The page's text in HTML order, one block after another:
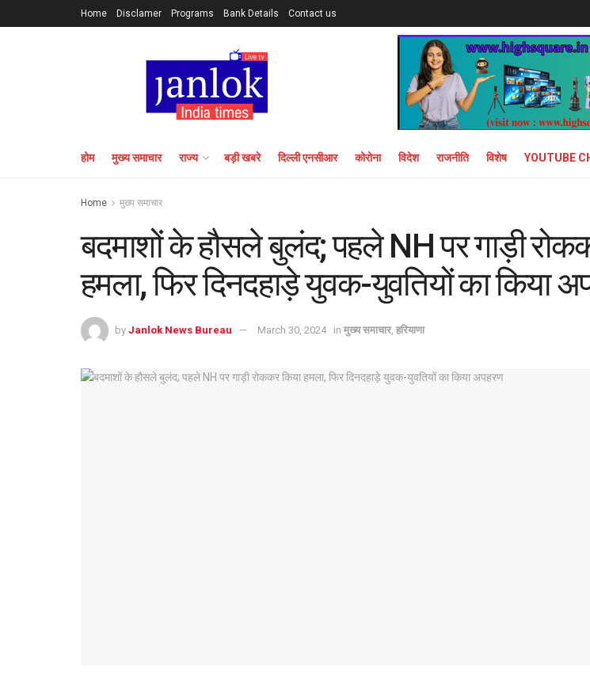
Home Disclamer Programs Bank Details Contact us
होम मुख्य समाचार राज्य बड़ी खबरे दिल्ली एनसीआर कोरोना विदेश राजनीति विशेष YOUTUBE
Home मुख्य समाचार
बदमाशों के हौसले बुलंद; पहले NH पर गाड़ी
हमला, फिर दिनदहाड़े युवक-युवतियों का किया
by Janlok News Bureau March 30, 2024 in मुख्य समाचार, हरियाणा